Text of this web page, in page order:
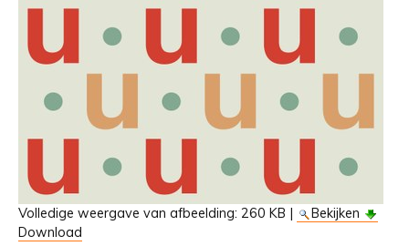
Volledige weergave van afbeelding: 260 KB |
Bekijken
Download